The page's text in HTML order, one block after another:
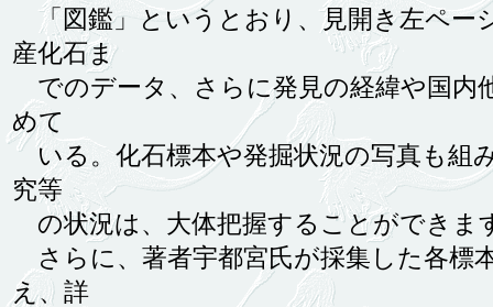
「図鑑」というとおり、見開き左ペー
産化石ま
でのデータ、さらに発見の経緯や国内
めて
いる。化石標本や発掘状況の写真も組
究等
の状況は、大体把握することができま
さらに、著者宇都宮氏が採集した各標
え、詳